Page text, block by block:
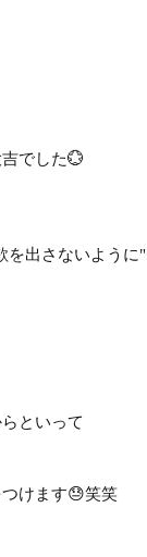
でした💮
を出さないように"
といって
けます😓笑笑